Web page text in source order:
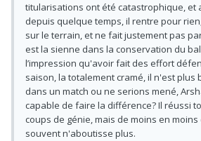
titularisations ont été catastrophique, et
depuis quelque temps, il rentre pour
sur le terrain, et ne fait justement pas
est la sienne dans la conservation du
l’impression qu'avoir fait des effort
saison, la totalement cramé, il n'est plus
dans un match ou ne serions mené,
capable de faire la différence? Il réussi
coups de génie, mais de moins en
souvent n'aboutisse plus.